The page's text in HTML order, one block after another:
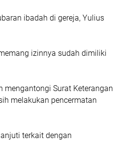
ibadah di gereja, Yulius
izinnya sudah dimiliki
mengantongi Surat Keterangan
melakukan pencermatan
terkait dengan